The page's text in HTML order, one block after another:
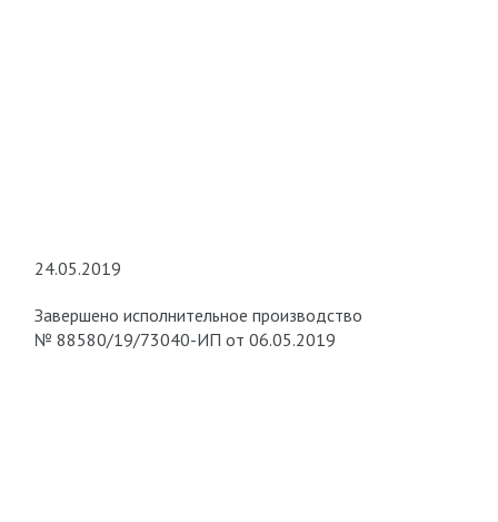
24.05.2019
Завершено исполнительное производство
№ 88580/19/73040-ИП от 06.05.2019